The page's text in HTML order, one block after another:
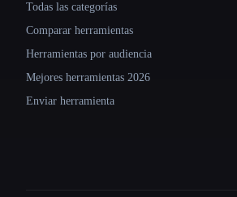
Todas las categorías
Comparar herramientas
Herramientas por audiencia
Mejores herramientas 2026
Enviar herramienta